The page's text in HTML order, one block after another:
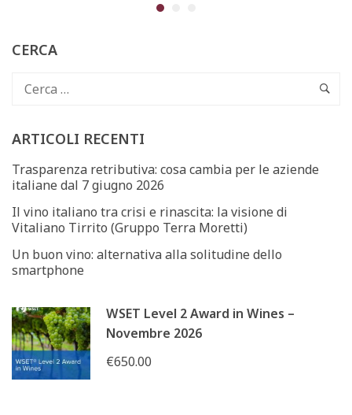
CERCA
ARTICOLI RECENTI
Trasparenza retributiva: cosa cambia per le aziende
italiane dal 7 giugno 2026
Il vino italiano tra crisi e rinascita: la visione di
Vitaliano Tirrito (Gruppo Terra Moretti)
Un buon vino: alternativa alla solitudine dello
smartphone
WSET Level 2 Award in Wines –
Novembre 2026
€650.00